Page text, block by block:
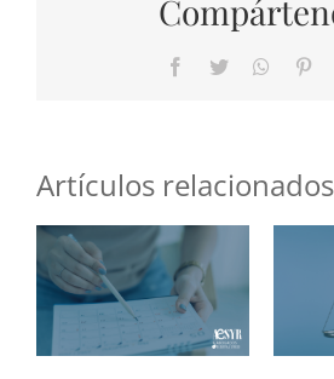
Facebook
Twitter
Artículos relacionados